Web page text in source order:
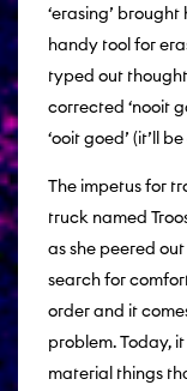
‘erasing’
handy tool for
typed out
corrected ‘nooit
‘ooit goed’ (it’ll
The impetus for
truck named
as she peered
search for
order and it
problem. Today,
material things